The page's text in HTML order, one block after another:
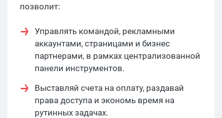
позволит:
Управлять командой, рекламными
аккаунтами, страницами и бизнес
партнерами, в рамках централизованной
панели инструментов.
Выставляй счета на оплату, раздавай
права доступа и экономь время на
рутинных задачах.